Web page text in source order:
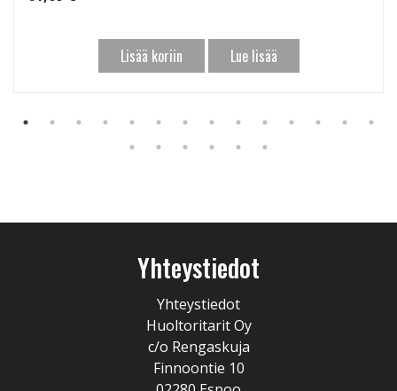
Lisää koriin Lue lisää
Yhteystiedot
Yhteystiedot
Huoltoritarit Oy
c/o Rengaskuja
Finnoontie 10